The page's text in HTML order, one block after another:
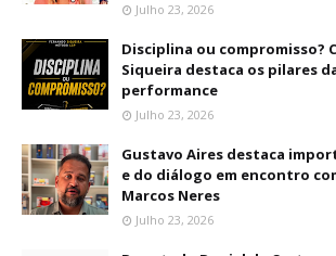
Julho 23, 2026
Disciplina ou compromisso?
Siqueira destaca os pilares
performance
Julho 23, 2026
Gustavo Aires destaca
e do diálogo em encontro
Marcos Neres
Julho 23, 2026